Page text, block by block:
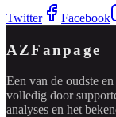
Twitter Facebook
AZFanpage
Een van de oudste
volledig door
analyses en het